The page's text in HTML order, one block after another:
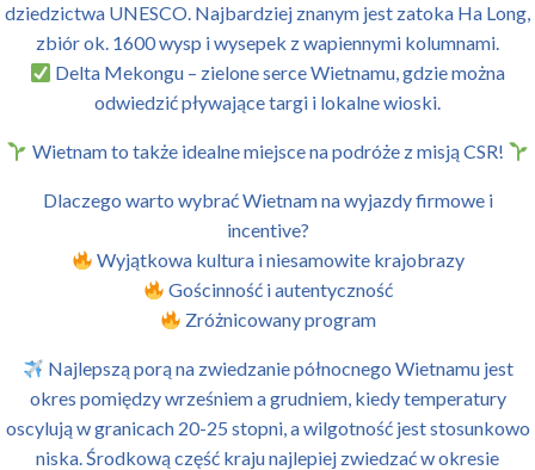
dziedzictwa UNESCO. Najbardziej znanym jest zatoka Ha Long,
zbiór ok. 1600 wysp i wysepek z wapiennymi kolumnami.
Delta Mekongu – zielone serce Wietnamu, gdzie można
odwiedzić pływające targi i lokalne wioski.
Wietnam to także idealne miejsce na podróże z misją CSR!
Dlaczego warto wybrać Wietnam na wyjazdy firmowe i
incentive?
Wyjątkowa kultura i niesamowite krajobrazy
Gościnność i autentyczność
Zróżnicowany program
Najlepszą porą na zwiedzanie północnego Wietnamu jest
okres pomiędzy wrześniem a grudniem, kiedy temperatury
oscylują w granicach 20-25 stopni, a wilgotność jest stosunkowo
niska. Środkową część kraju najlepiej zwiedzać w okresie